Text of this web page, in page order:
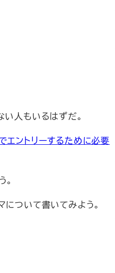
人もいるはずだ。
エントリーするために必要
について書いてみよう。